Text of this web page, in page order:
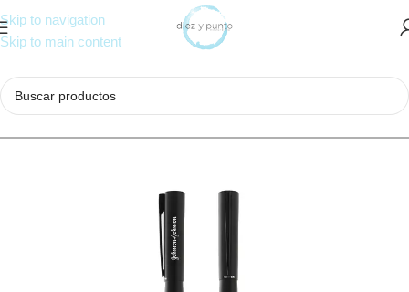
Skip to navigation
Skip to main content